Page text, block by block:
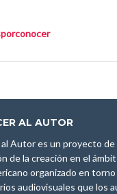
AL AUTOR
Autor es un proyecto
de la creación en el
organizado en torno
audiovisuales que los